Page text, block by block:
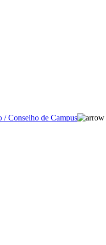
/ Conselho de Campus